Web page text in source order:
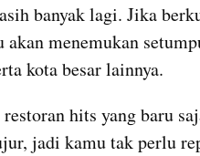
banyak lagi. Jika
menemukan
kota besar lainnya.
hits yang baru
jadi kamu tak perlu